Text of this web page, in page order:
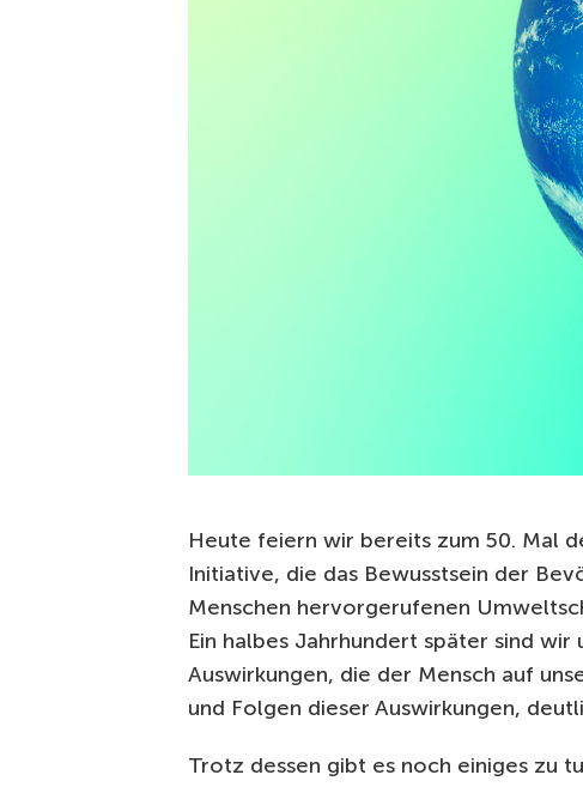
Heute feiern wir bereits zum 50. Mal
Initiative, die das Bewusstsein der
Menschen hervorgerufenen
Ein halbes Jahrhundert später sind wir
Auswirkungen, die der Mensch auf
und Folgen dieser Auswirkungen,
Trotz dessen gibt es noch einiges zu